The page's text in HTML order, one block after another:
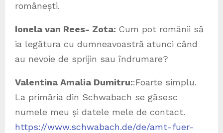
românești.
Ionela van Rees- Zota: Cum pot românii să
ia legătura cu dumneavoastră atunci când
au nevoie de sprijin sau îndrumare?
Valentina Amalia Dumitru::Foarte simplu.
La primăria din Schwabach se găsesc
numele meu și datele mele de contact.
https://www.schwabach.de/de/amt-fuer-